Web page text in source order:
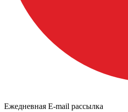
Ежедневная E-mail рассылка